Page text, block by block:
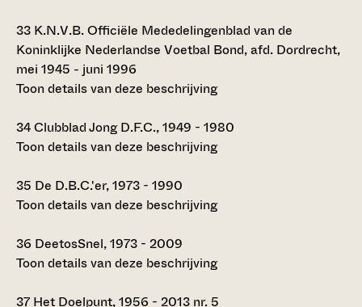
33 K.N.V.B. Officiële Mededelingenblad van de
Koninklijke Nederlandse Voetbal Bond, afd. Dordrecht,
mei 1945 - juni 1996
Toon details van deze beschrijving
34Clubblad Jong D.F.C., 1949 - 1980
Toon details van deze beschrijving
35 De D.B.C.'er, 1973 - 1990
Toon details van deze beschrijving
36 DeetosSnel, 1973 - 2009
Toon details van deze beschrijving
37 Het Doelpunt, 1956 - 2013 nr. 5